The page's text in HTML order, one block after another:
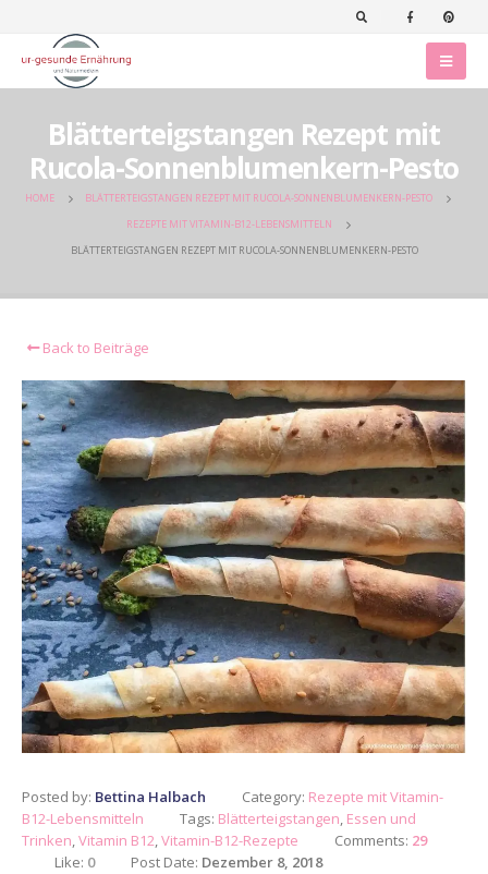
Blätterteigstangen Rezept mit
Rucola-Sonnenblumenkern-Pesto
HOME
BLÄTTERTEIGSTANGEN REZEPT MIT RUCOLA-SONNENBLUMENKERN-PESTO
REZEPTE MIT VITAMIN-B12-LEBENSMITTELN
BLÄTTERTEIGSTANGEN REZEPT MIT RUCOLA-SONNENBLUMENKERN-PESTO
Back to Beiträge
Posted by: Bettina Halbach Category: Rezepte mit Vitamin-
B12-Lebensmitteln
Tags: Blätterteigstangen, Essen und
Trinken,Vitamin B12,Vitamin-B12-Rezepte Comments: 29
Like: 0 Post Date: Dezember 8, 2018